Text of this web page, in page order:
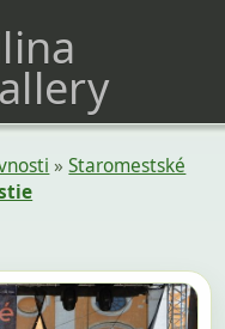
»Staromestské